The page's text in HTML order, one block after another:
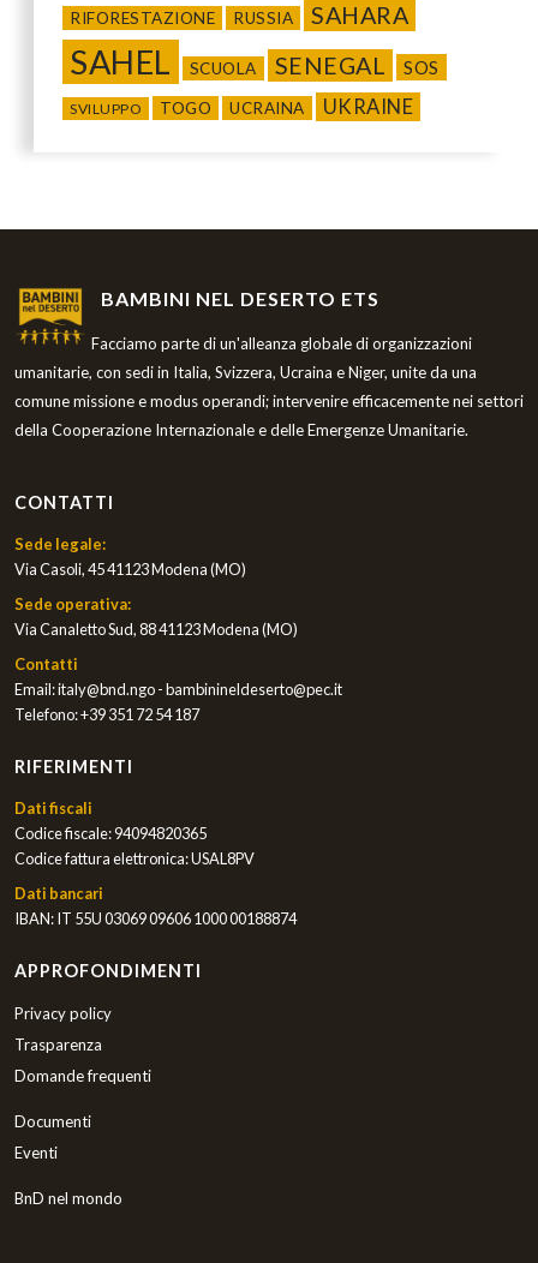
RIFORESTAZIONE RUSSIA SAHARA
SAHEL SCUOLA SENEGAL SOS
SVILUPPO TOGO UCRAINA UKRAINE
BAMBINI NEL DESERTO ETS
Facciamo parte di un'alleanza globale di organizzazioni
umanitarie, con sedi in Italia, Svizzera, Ucraina e Niger, unite da una
comune missione e modus operandi; intervenire efficacemente nei settori
della Cooperazione Internazionale e delle Emergenze Umanitarie.
CONTATTI
Sede legale:
Via Casoli, 45 41123 Modena (MO)
Sede operativa:
Via Canaletto Sud, 88 41123 Modena (MO)
Contatti
Email:italy@bnd.ngo - bambinineldeserto@pec.it
Telefono:+39 351 72 54 187
RIFERIMENTI
Dati fiscali
Codice fiscale: 94094820365
Codice fattura elettronica: USAL8PV
Dati bancari
IBAN: IT 55U 03069 09606 1000 00188874
APPROFONDIMENTI
Privacy policy
Trasparenza
Domande frequenti
Documenti
Eventi
BnD nel mondo